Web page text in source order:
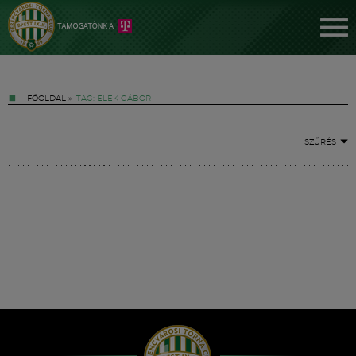
FŐOLDAL » TAG: ELEK GÁBOR
SZŰRÉS
Hírek